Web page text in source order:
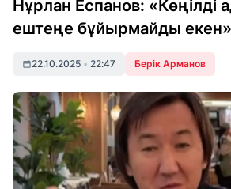
Нұрлан Еспанов: «Көңілді
ештеңе бұйырмайды екен»
22.10.2025 • 22:47 Берік Арманов